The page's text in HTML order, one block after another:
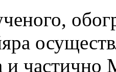
частично